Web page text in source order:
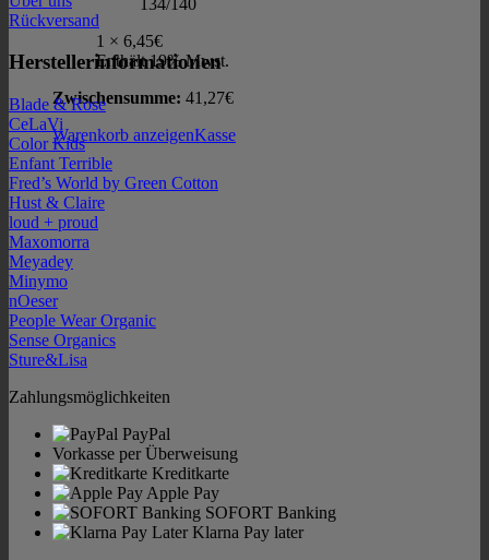
134/140
1 × 6,45€
Enthält 19% Mwst.
Zwischensumme: 41,27€
Warenkorb anzeigenKasse
Rückversand
Herstellerinformationen
Blade & Rose
CeLaVi
Color Kids
Enfant Terrible
Fred’s World by Green Cotton
Hust & Claire
loud + proud
Maxomorra
Meyadey
Minymo
nOeser
People Wear Organic
Sense Organics
Sture&Lisa
Zahlungsmöglichkeiten
PayPal
Vorkasse per Überweisung
Kreditkarte
Apple Pay
SOFORT Banking
Klarna Pay later